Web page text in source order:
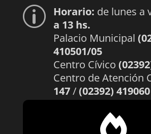
p Horario: de lunes a
a 13 hs.
Palacio Municipal
410501/05
Centro Cívico
Centro de Atención
147/(02392) 419060
